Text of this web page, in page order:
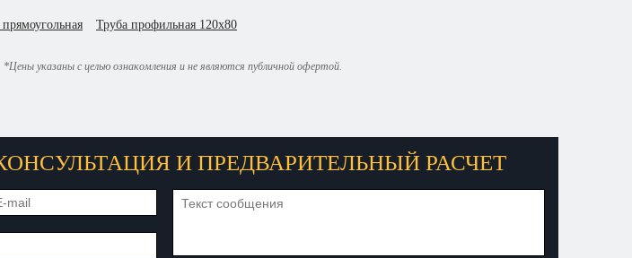
Труба профильная 120х80
*Цены указаны с целью ознакомления и не являются публичной офертой.
И ПРЕДВАРИТЕЛЬНЫЙ РАСЧЕТ